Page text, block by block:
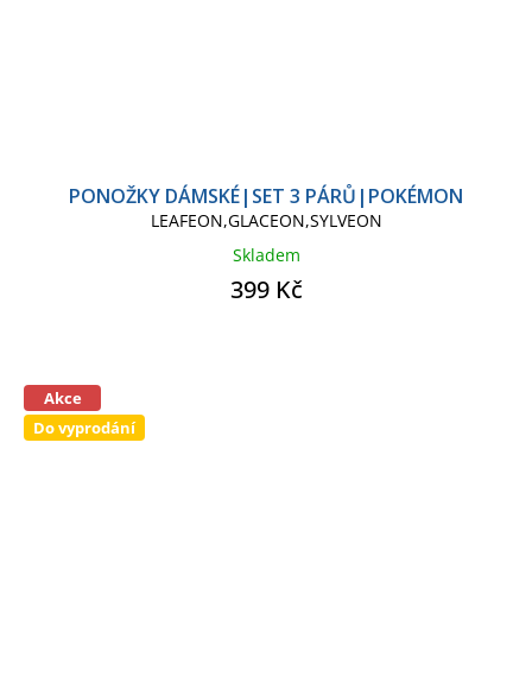
PONOŽKY DÁMSKÉ|SET 3 PÁRŮ|POKÉMON
LEAFEON,GLACEON,SYLVEON
Skladem
399 Kč
Akce
Do vyprodání